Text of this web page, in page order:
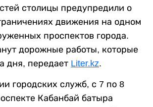
столицы предупредили о
движения на одном
проспектов города.
дорожные работы, которые
дня, передает Liter.kz.
городских служб, с 7 по 8
Кабанбай батыра